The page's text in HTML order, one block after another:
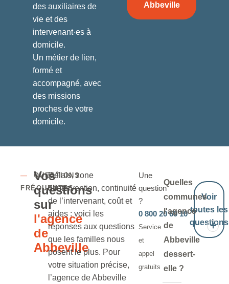
des auxiliaires de
vie et des
intervenant·es à
domicile.
Un métier de lien,
formé et
accompagné, avec
des missions
proches de votre
domicile.
Abbeville
— QUESTIONS
FRÉQUENTES
Vos
questions
sur
l'agence
de
Abbeville
Délais, zone
d’intervention, continuité
de l’intervenant, coût et
aides : voici les
réponses aux questions
que les familles nous
posent le plus. Pour
votre situation précise,
l’agence de Abbeville
Une
question
?
0 800 20 60 10
Service
et
appel
gratuits
Voir
toutes les
questions
Quelles
communes
l'agence
de
Abbeville
dessert-
elle ?